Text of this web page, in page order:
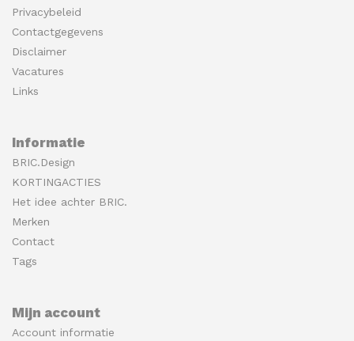
Privacybeleid
Contactgegevens
Disclaimer
Vacatures
Links
Informatie
BRIC.Design
KORTINGACTIES
Het idee achter BRIC.
Merken
Contact
Tags
Mijn account
Account informatie